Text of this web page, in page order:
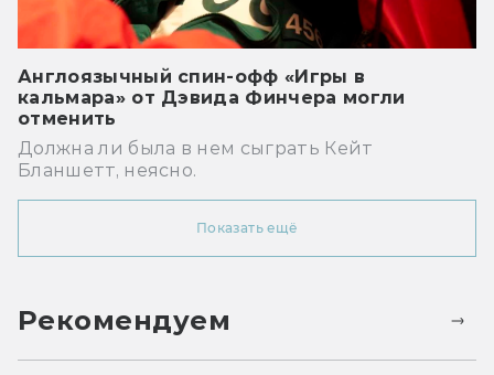
Англоязычный спин-офф «Игры в
кальмара» от Дэвида Финчера могли
отменить
Должна ли была в нем сыграть Кейт
Бланшетт, неясно.
Показать ещё
Рекомендуем